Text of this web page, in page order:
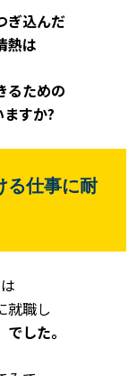
ぎ込んだ
熱は
るための
ますか?
る仕事に耐
就職し
でした。